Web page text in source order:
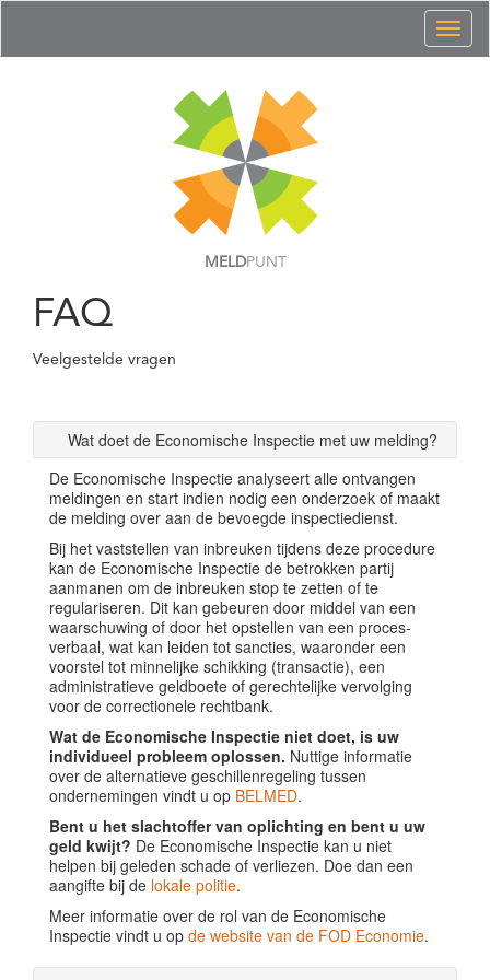
MELDPUNT
FAQ
Veelgestelde vragen
Wat doet de Economische Inspectie met uw melding?
De Economische Inspectie analyseert alle ontvangen
meldingen en start indien nodig een onderzoek of maakt
de melding over aan de bevoegde inspectiedienst.
Bij het vaststellen van inbreuken tijdens deze procedure
kan de Economische Inspectie de betrokken partij
aanmanen om de inbreuken stop te zetten of te
regulariseren. Dit kan gebeuren door middel van een
waarschuwing of door het opstellen van een proces-
verbaal, wat kan leiden tot sancties, waaronder een
voorstel tot minnelijke schikking (transactie), een
administratieve geldboete of gerechtelijke vervolging
voor de correctionele rechtbank.
Wat de Economische Inspectie niet doet, is uw
individueel probleem oplossen. Nuttige informatie
over de alternatieve geschillenregeling tussen
ondernemingen vindt u op BELMED.
Bent u het slachtoffer van oplichting en bent u uw
geld kwijt? De Economische Inspectie kan u niet
helpen bij geleden schade of verliezen. Doe dan een
aangifte bij de lokale politie.
Meer informatie over de rol van de Economische
Inspectie vindt u op de website van de FOD Economie.